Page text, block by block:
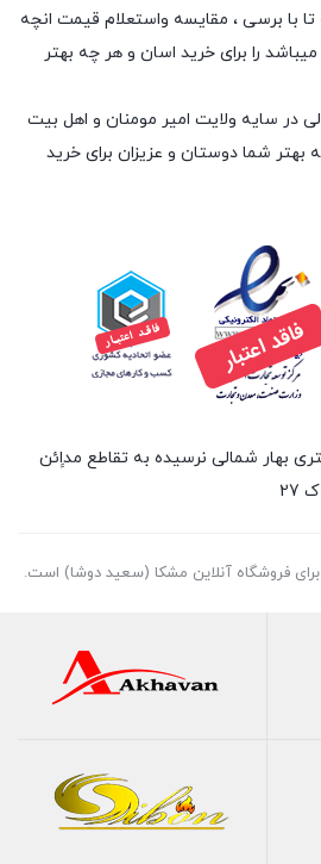
تا با برسی ، مقایسه واستعلام قیمت انچه
را برای خرید اسان و هر چه بهتر
در سایه ولایت امیر مومنان و اهل بیت
شما دوستان و عزیزان برای خرید
اهن شاد اباد بلوار 45 متری بهار شمالی نرسیده به تقاطع مداِِئن
فروشگاه آنلاین مشکا (سعید دوشا) است.